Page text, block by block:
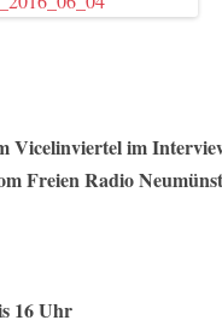
Vicelinviertel im
Freien Radio
16 Uhr